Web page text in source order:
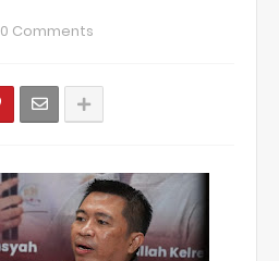
0 Comments